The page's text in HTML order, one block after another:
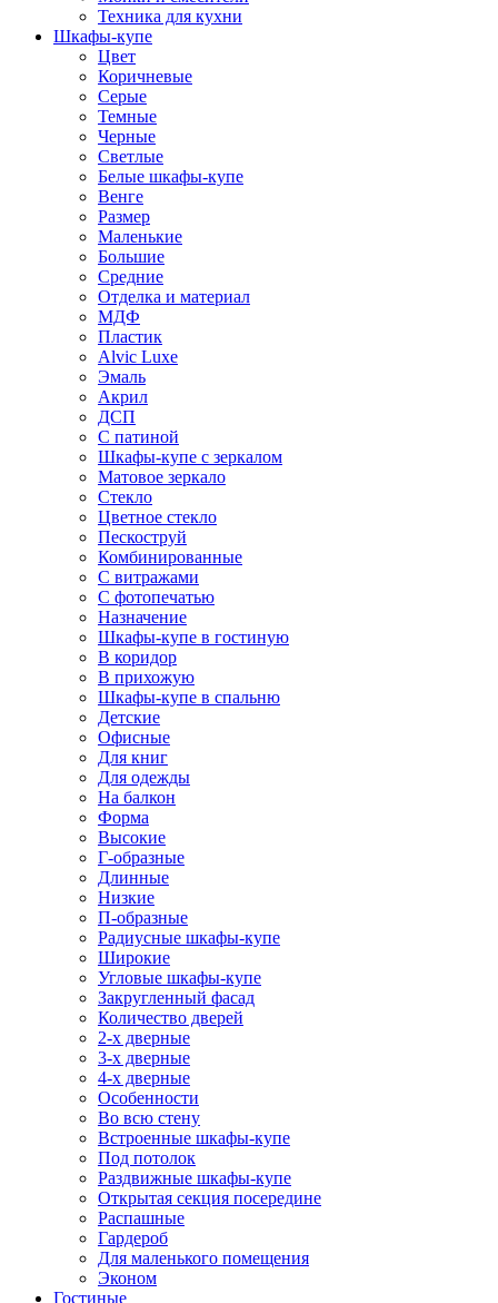
Техника для кухни
Шкафы-купе
Цвет
Коричневые
Серые
Темные
Черные
Светлые
Белые шкафы-купе
Венге
Размер
Маленькие
Большие
Средние
Отделка и материал
МДФ
Пластик
Alvic Luxe
Эмаль
Акрил
ДСП
С патиной
Шкафы-купе с зеркалом
Матовое зеркало
Стекло
Цветное стекло
Пескоструй
Комбинированные
С витражами
С фотопечатью
Назначение
Шкафы-купе в гостиную
В коридор
В прихожую
Шкафы-купе в спальню
Детские
Офисные
Для книг
Для одежды
На балкон
Форма
Высокие
Г-образные
Длинные
Низкие
П-образные
Радиусные шкафы-купе
Широкие
Угловые шкафы-купе
Закругленный фасад
Количество дверей
2-х дверные
3-х дверные
4-х дверные
Особенности
Во всю стену
Встроенные шкафы-купе
Под потолок
Раздвижные шкафы-купе
Открытая секция посередине
Распашные
Гардероб
Для маленького помещения
Эконом
Гостиные